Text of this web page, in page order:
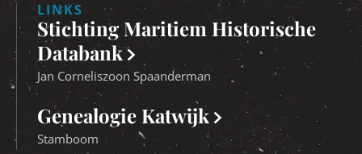
LINKS
Stichting Maritiem Historische
Databank
Jan Corneliszoon Spaanderman
Genealogie Katwijk
Stamboom